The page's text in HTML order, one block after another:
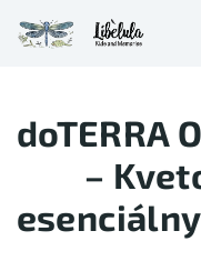
na
obsah
doTERRA
–